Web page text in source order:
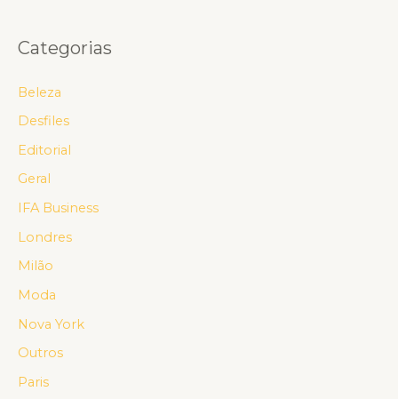
Categorias
Beleza
Desfiles
Editorial
Geral
IFA Business
Londres
Milão
Moda
Nova York
Outros
Paris